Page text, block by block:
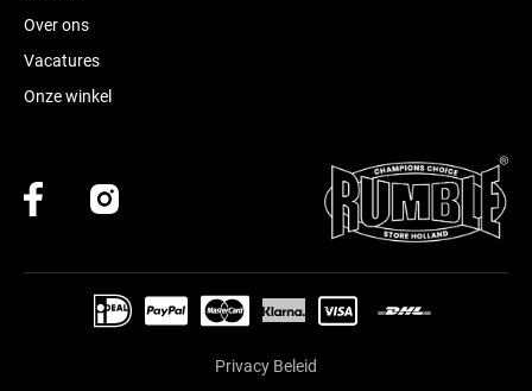
Over ons
Vacatures
Onze winkel
Privacy Beleid